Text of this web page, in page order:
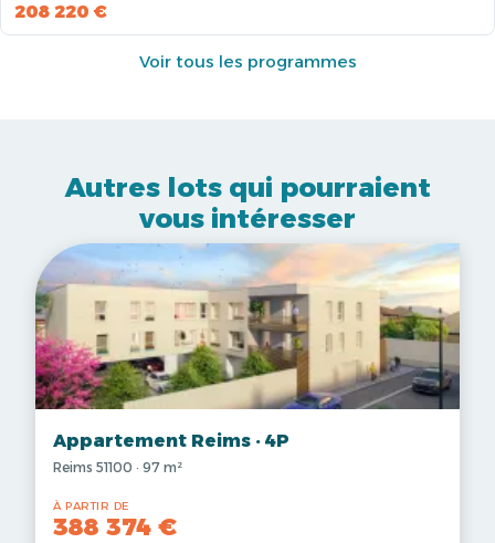
208 220 €
Voir tous les programmes
Autres lots qui pourraient
vous intéresser
Appartement Reims · 4P
Reims 51100 · 97 m²
À PARTIR DE
388 374 €